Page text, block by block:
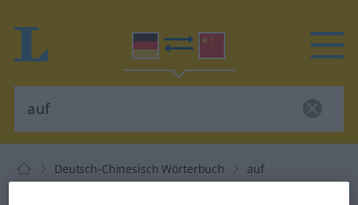
Deutsch-Chinesisch Wörterbuch auf